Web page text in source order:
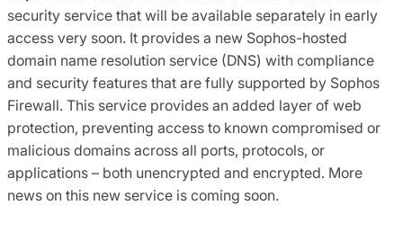
security service that will be available separately in early
access very soon. It provides a new Sophos-hosted
domain name resolution service (DNS) with compliance
and security features that are fully supported by Sophos
Firewall. This service provides an added layer of web
protection, preventing access to known compromised or
malicious domains across all ports, protocols, or
applications – both unencrypted and encrypted. More
news on this new service is coming soon.